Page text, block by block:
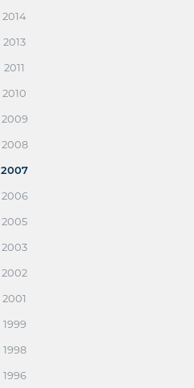
2014
2013
2011
2010
2009
2008
2007
2006
2005
2003
2002
2001
1999
1998
1996